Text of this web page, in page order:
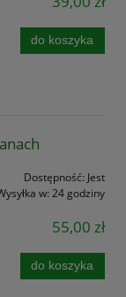
do koszyka
Dostępność: Jest
w: 24 godziny
55,00 zł
do koszyka